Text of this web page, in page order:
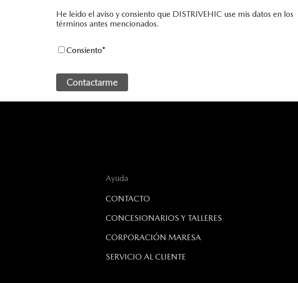
He leído el aviso y consiento que DISTRIVEHIC use mis datos en los
términos antes mencionados.
Consiento*
Ayuda
CONTACTO
CONCESIONARIOS Y TALLERES
CORPORACIÓN MARESA
SERVICIO AL CLIENTE